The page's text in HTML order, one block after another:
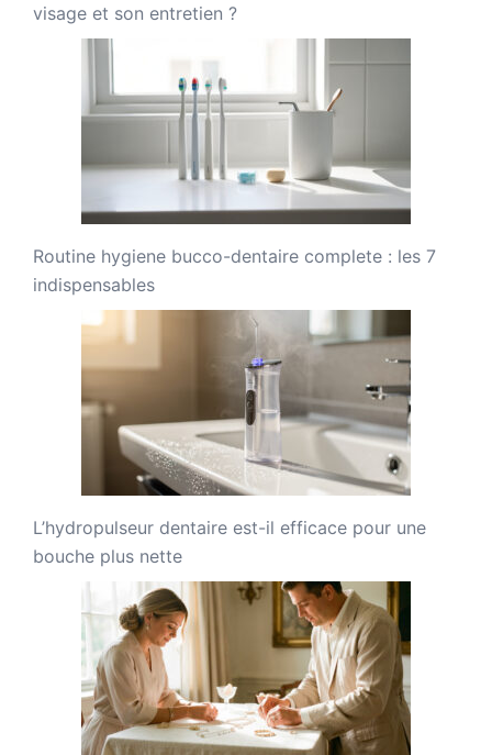
visage et son entretien ?
Routine hygiene bucco-dentaire complete : les 7
indispensables
L’hydropulseur dentaire est-il efficace pour une
bouche plus nette